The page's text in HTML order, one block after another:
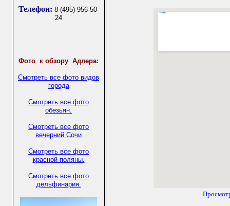
Телефон: 8 (495) 956-50-
24
Фото к обзору Адлера:
Смотреть все фото видов
города
Смотреть все фото
обезьян.
Смотреть все фото
вечерний Сочи
Смотреть все фото
красной поляны.
Смотреть все фото
дельфинария.